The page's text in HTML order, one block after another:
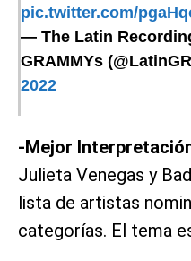
pic.twitter.com/
— The Latin
GRAMMYs
2022
-Mejor
Julieta Venegas y
lista de artistas
categorías. El tema